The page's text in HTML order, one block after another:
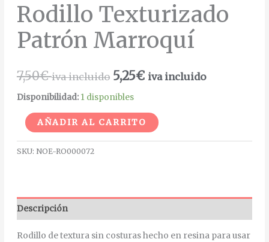
Rodillo Texturizado
Patrón Marroquí
7,50€ iva incluido 5,25€ iva incluido
Disponibilidad: 1 disponibles
AÑADIR AL CARRITO Alternative:
SKU: NOE-RO000072
Descripción
Rodillo de textura sin costuras hecho en resina para usar